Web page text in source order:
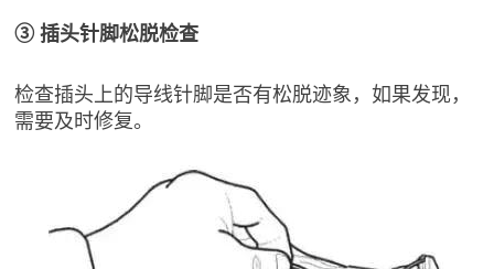
③ 插头针脚松脱检查
检查插头上的导线针脚是否有松脱迹象，如果发现，
需要及时修复。